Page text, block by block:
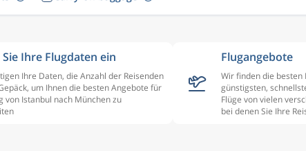
Sie Ihre Flugdaten ein
Ihre Daten, die Anzahl der Reisenden
um Ihnen die besten Angebote für
von Istanbul nach München zu
Flugangebote
Wir finden die besten
günstigsten,
Flüge von vielen
bei denen Sie Ihre